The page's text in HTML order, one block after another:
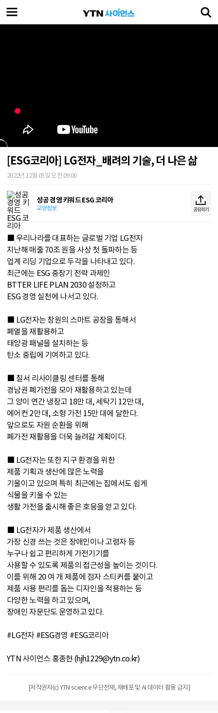
[ESG코리아] LG전자_배려의 기술, 더 나은 삶
2022년 12월 05일 오전 09:00
성공 경영 키워드 ESG 코리아
교양정보 공유하기
■ 우리나라를 대표하는 글로벌 기업 LG전자
지난해 매출 70조 원을 사상 첫 돌파하는 등
업계 리딩 기업으로 두각을 나타내고 있다.
최근에는 ESG 중장기 전략 과제인
BTTER LIFE PLAN 2030 설정하고
ESG 경영 실천에 나서고 있다.
■ LG전자는 창원의 스마트 공장을 통해서
폐열을 재활용하고
태양광 패널을 설치하는 등
탄소 중립에 기여하고 있다.
■ 칠서 리사이클링 센터를 통해
경남권 폐가전을 모아 재활용하고 있는데
그 양이 연간 냉장고 18만 대, 세탁기 12만 대,
에어컨 2만 대, 소형 가전 15만 대에 달한다.
앞으로도 자원 순환을 위해
폐가전 재활용을 더욱 늘려갈 계획이다.
■ LG전자는 또한 지구 환경을 위한
제품 기획과 생산에 많은 노력을
기울이고 있으며 특히 최근에는 집에서도 쉽게
식물을 키울 수 있는
생활 가전을 출시해 좋은 호응을 얻고 있다.
■ LG전자가 제품 생산에서
가장 신경 쓰는 것은 장애인이나 고령자 등
누구나 쉽고 편리하게 가전기기를
사용할 수 있도록 제품의 접근성을 높이는 것이다.
이를 위해 20 여 개 제품에 점자 스티커를 붙이고
제품 사용 편리를 돕는 디자인을 적용하는 등
다양한 노력을 하고 있으며,
장애인 자문단도 운영하고 있다.
#LG전자 #ESG경영 #ESG코리아
YTN 사이언스 홍종현 (hjh1229@ytn.co.kr)
[저작권자(c) YTN science 무단전재, 재배포 및 AI 데이터 활용 금지]